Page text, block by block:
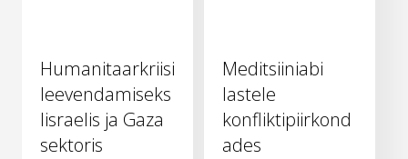
Humanitaarkriisi
leevendamiseks
Iisraelis ja Gaza
sektoris
Meditsiiniabi
lastele
konfliktipiirkond
ades